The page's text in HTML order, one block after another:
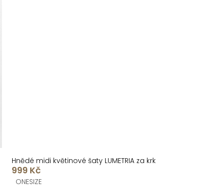
Hnědé midi květinové šaty LUMETRIA za krk
999 Kč
ONESIZE